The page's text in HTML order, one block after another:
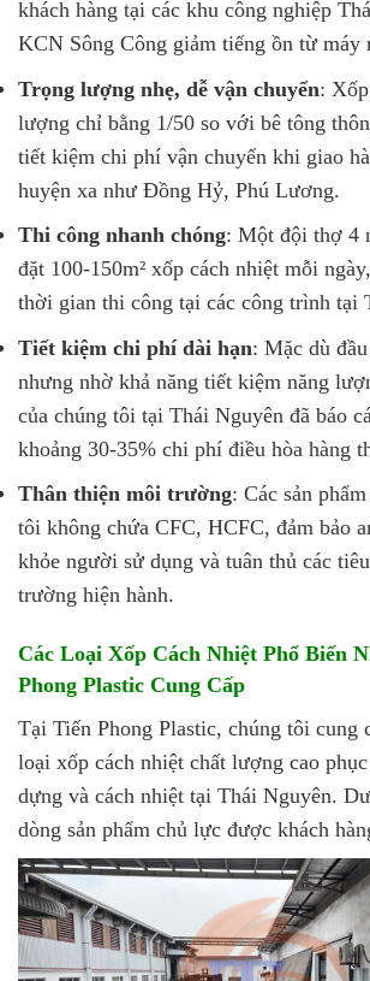
khách hàng tại các khu công nghiệp
KCN Sông Công giảm tiếng ồn từ máy
Trọng lượng nhẹ, dễ vận chuyển:
lượng chỉ bằng 1/50 so với bê tông
tiết kiệm chi phí vận chuyển khi giao
huyện xa như Đồng Hỷ, Phú Lương.
Thi công nhanh chóng: Một đội thợ 4
đặt 100-150m² xốp cách nhiệt mỗi
thời gian thi công tại các công trình tại
Tiết kiệm chi phí dài hạn: Mặc dù
nhưng nhờ khả năng tiết kiệm năng
của chúng tôi tại Thái Nguyên đã báo
khoảng 30-35% chi phí điều hòa hàng
Thân thiện môi trường: Các sản
tôi không chứa CFC, HCFC, đảm bảo
khỏe người sử dụng và tuân thủ các
trường hiện hành.
Các Loại Xốp Cách Nhiệt Phổ Biến
Phong Plastic Cung Cấp
Tại Tiến Phong Plastic, chúng tôi cung
loại xốp cách nhiệt chất lượng cao
dựng và cách nhiệt tại Thái Nguyên.
dòng sản phẩm chủ lực được khách